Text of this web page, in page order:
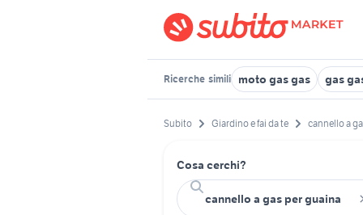
Ricerche simili moto gas gas gas
Subito Giardino e fai da te cannello a
Cosa cerchi?